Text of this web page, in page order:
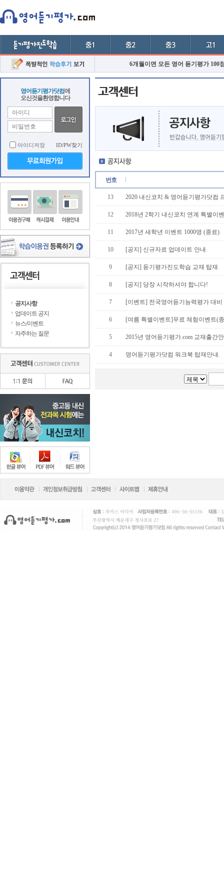
6개월이면 모든 영어 듣기평가 100
영어듣기평가닷컴에
오신것을환영합니다
아이디저장 ID/PW찾기
공지사항
업데이트 공지
뉴스/이벤트
자주하는 질문
번호
13 2020 내신코치 & 영어듣기평가닷컴
12 2018년 2학기 내신코치 연계 특별이
11 2017년 새학년 이벤트 1000명 (종료)
10 [공지] 신규자료 업데이트 안내
9 [공지] 듣기평가진도학습 교재 탑재
8 [공지] 당장 시작하셔야 합니다!
7 [이벤트] 전국영어듣기능력평가 대비
6 [여름 특별이벤트]무료 체험이벤트(
5 2015년 영어듣기평가.com 교재출간
4 영어듣기평가닷컴 워크북 탑재안내.